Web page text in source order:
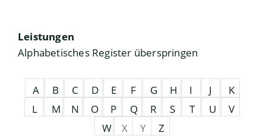
Leistungen
Alphabetisches Register überspringen
A B C D E F G H I J
K
L
M N O P Q R S T U
V
W
X Y Z